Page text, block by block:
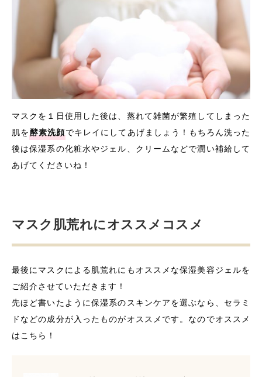
マスクを１日使用した後は、蒸れて雑菌が繁殖してしまった
肌を酵素洗顔でキレイにしてあげましょう！もちろん洗った
後は保湿系の化粧水やジェル、クリームなどで潤い補給して
あげてくださいね！
マスク肌荒れにオススメコスメ
最後にマスクによる肌荒れにもオススメな保湿美容ジェルを
ご紹介させていただきます！
先ほど書いたように保湿系のスキンケアを選ぶなら、セラミ
ドなどの成分が入ったものがオススメです。なのでオススメ
はこちら！